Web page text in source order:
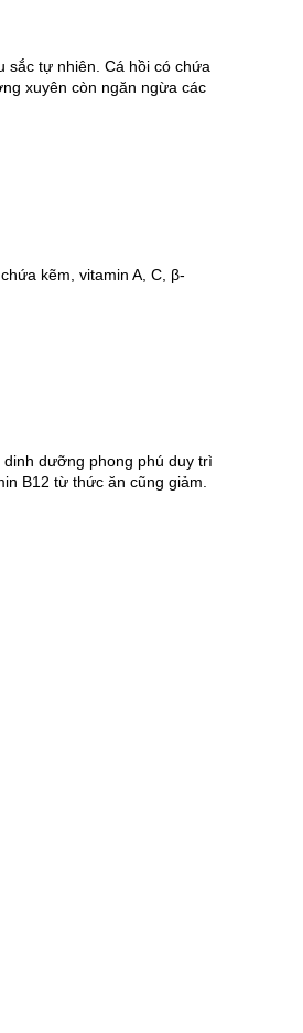
sắc tự nhiên. Cá hồi có chứa
xuyên còn ngăn ngừa các
kẽm, vitamin A, C, β-
dưỡng phong phú duy trì
B12 từ thức ăn cũng giảm.